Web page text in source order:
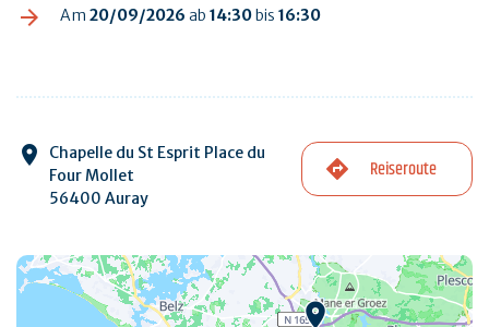
Am 20/09/2026 ab 14:30bis 16:30
Chapelle du St Esprit Place du
Four Mollet
56400 Auray
Reiseroute